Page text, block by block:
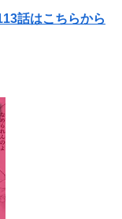
話はこちらから